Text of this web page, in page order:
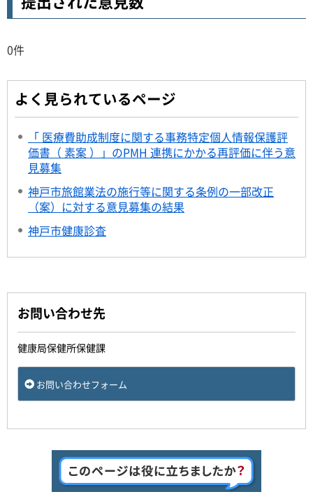
0件
よく見られているページ
「 医療費助成制度に関する事務特定個人情報保護評
価書（ 素案 ）」のPMH 連携にかかる再評価に伴う意
見募集
神戸市旅館業法の施行等に関する条例の一部改正
（案）に対する意見募集の結果
神戸市健康診査
お問い合わせ先
健康局保健所保健課
お問い合わせフォーム